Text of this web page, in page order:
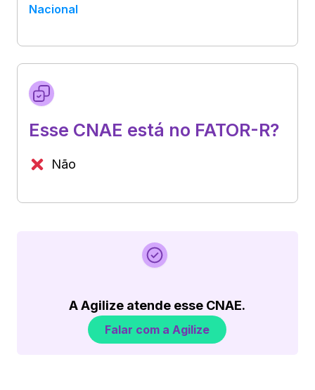
Nacional
Esse CNAE está no FATOR-R?
Não
A Agilize atende esse CNAE.
Falar com a Agilize